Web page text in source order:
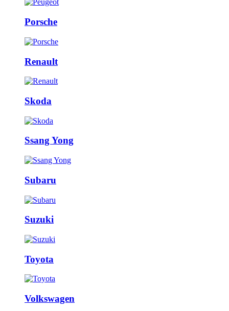
Porsche
Renault
Skoda
Ssang Yong
Subaru
Suzuki
Toyota
Volkswagen